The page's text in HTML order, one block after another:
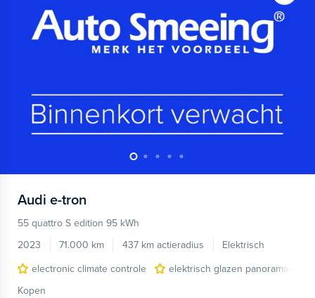
Audi e-tron
55 quattro S edition 95 kWh
2023
71.000 km 437 km actieradius
Elektrisch
electronic climate controle
elektrisch glazen panorama-dak
Kopen